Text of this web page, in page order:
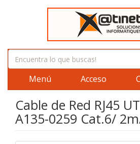
Menú Acceso
Cable de Red RJ45
A135-0259 Cat.6/